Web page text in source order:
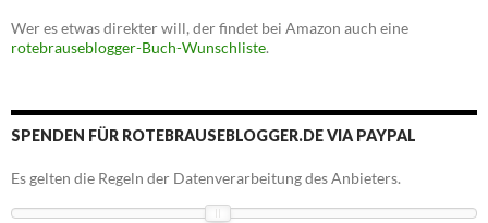
Wer es etwas direkter will, der findet bei Amazon auch eine
rotebrauseblogger-Buch-Wunschliste.
SPENDEN FÜR ROTEBRAUSEBLOGGER.DE VIA PAYPAL
Es gelten die Regeln der Datenverarbeitung des Anbieters.